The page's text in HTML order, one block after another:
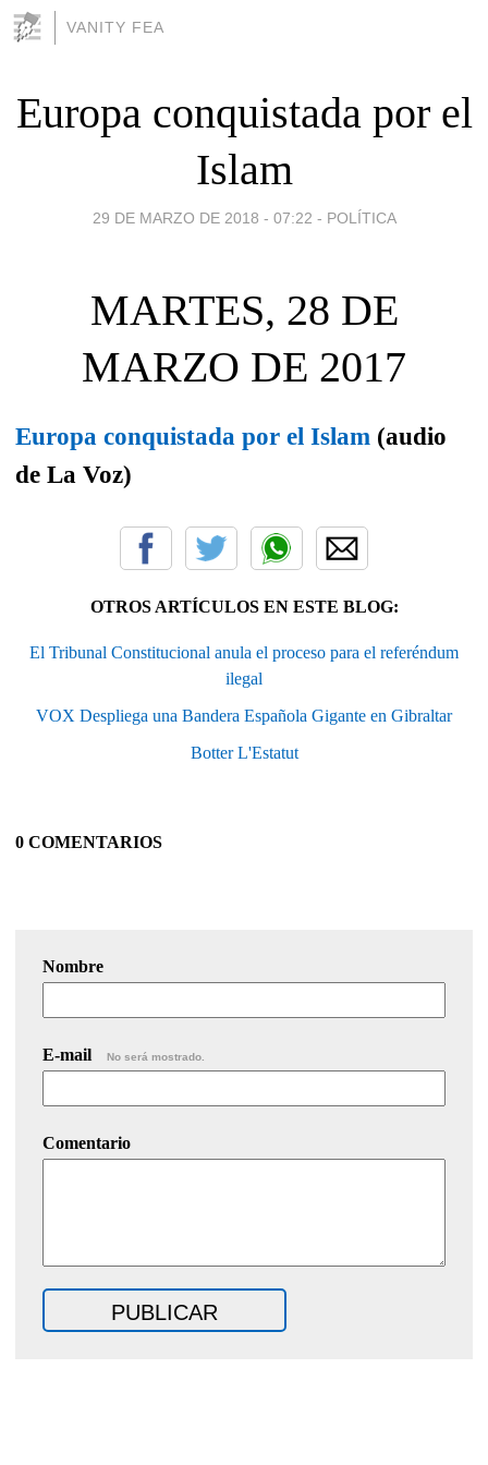
VANITY FEA
Europa conquistada por el
Islam
29 DE MARZO DE 2018 - 07:22 - POLÍTICA
MARTES, 28 DE
MARZO DE 2017
Europa conquistada por el Islam (audio
de La Voz)
OTROS ARTÍCULOS EN ESTE BLOG:
El Tribunal Constitucional anula el proceso para el referéndum
ilegal
VOX Despliega una Bandera Española Gigante en Gibraltar
Botter L'Estatut
0 COMENTARIOS
Nombre
E-mail No será mostrado.
Comentario